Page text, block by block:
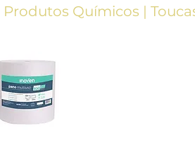
Produtos Químicos |